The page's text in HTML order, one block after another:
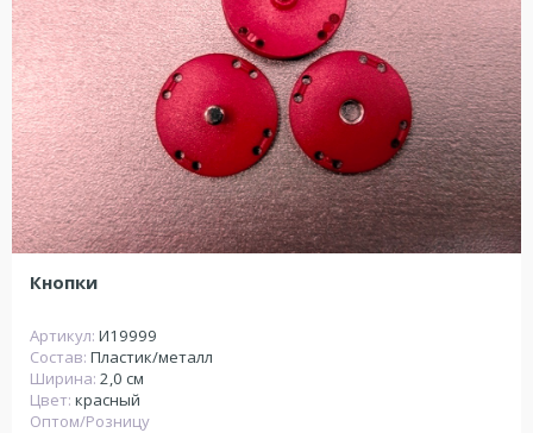
Кнопки
Артикул: И19999
Состав: Пластик/металл
Ширина: 2,0 см
Цвет: красный
Оптом/Розницу